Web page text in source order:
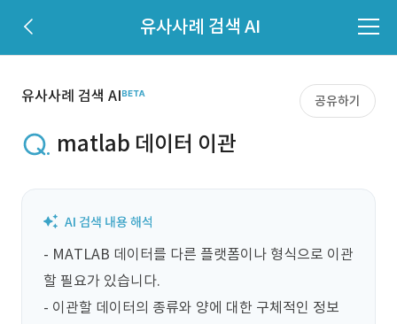
유사사례 검색 AI
유사사례 검색 AI 공유하기
matlab 데이터 이관
- MATLAB 데이터를 다른 플랫폼이나 형식으로 이관
할 필요가 있습니다.
- 이관할 데이터의 종류와 양에 대한 구체적인 정보